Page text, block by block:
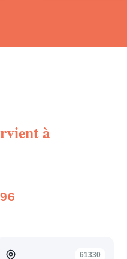
à
61330